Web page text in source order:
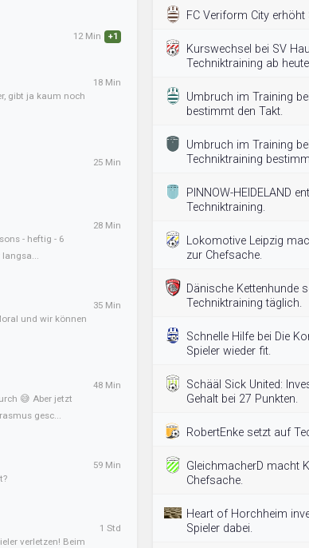
12 Min +1
gibt ja kaum noch
18 Min
25 Min
- heftig - 6
28 Min
und wir können
35 Min
😅 Aber jetzt
gesc...
48 Min
59 Min
verletzen! Beim
1 Std
FC Veriform City
Kurswechsel bei SV
Techniktraining ab
Umbruch im Training
bestimmt den Takt.
Umbruch im Training
Techniktraining
PINNOW-HEIDELAND
Techniktraining.
Lokomotive Leipzig
zur Chefsache.
Dänische Kettenhunde
Techniktraining täglich.
Schnelle Hilfe bei Die
Spieler wieder fit.
Schääl Sick United:
Gehalt bei 27 Punkten.
RobertEnke setzt auf
GleichmacherD macht
Chefsache.
Heart of Horchheim
Spieler dabei.